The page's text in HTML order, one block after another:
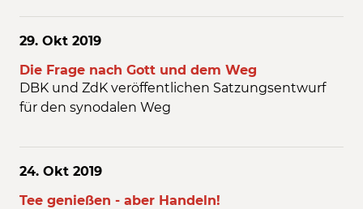
29. Okt 2019
Die Frage nach Gott und dem Weg
DBK und ZdK veröffentlichen Satzungsentwurf
für den synodalen Weg
24. Okt 2019
Tee genießen - aber Handeln!